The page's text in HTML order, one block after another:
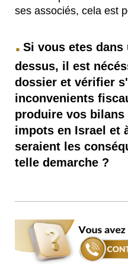
ses associés, cela est
. Si vous etes
dessus, il est
dossier et vérifier
inconvenients
produire vos bilans
impots en Israel et
seraient les
telle demarche ?